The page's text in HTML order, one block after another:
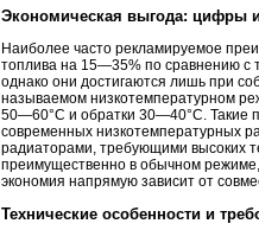
Экономическая выгода: цифры
Наиболее часто рекламируемое
топлива на 15—35% по сравнению
однако они достигаются лишь при
называемом низкотемпературном
50—60°C и обратки 30—40°C. Такие
современных низкотемпературных
радиаторами, требующими высоких
преимущественно в обычном
экономия напрямую зависит от
Технические особенности и